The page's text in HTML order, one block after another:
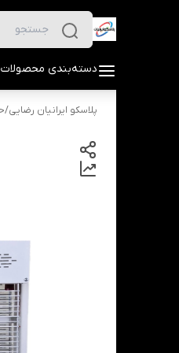
دسته‌بندی محصولات
پلاسکو ایرانیان رضایی/